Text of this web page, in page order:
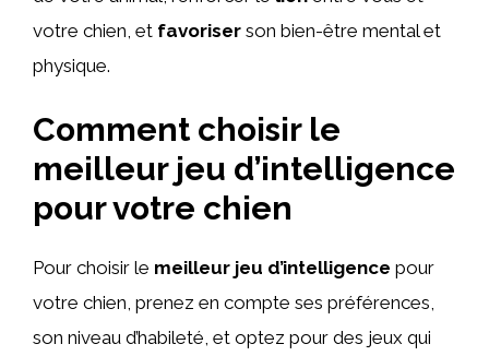
votre chien, et favoriser son bien-être mental et
physique.
Comment choisir le
meilleur jeu d’intelligence
pour votre chien
Pour choisir le meilleur jeu d’intelligence pour
votre chien, prenez en compte ses préférences,
son niveau d’habileté, et optez pour des jeux qui